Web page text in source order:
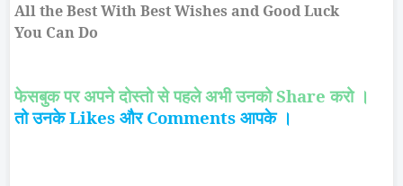
All the BestWithBest Wishes and Good Luck
You Can Do
फेसबुक पर अपने दोस्तो से पहले अभी उनको Share करो ।
तो उनकेLikes औरComments आपके ।